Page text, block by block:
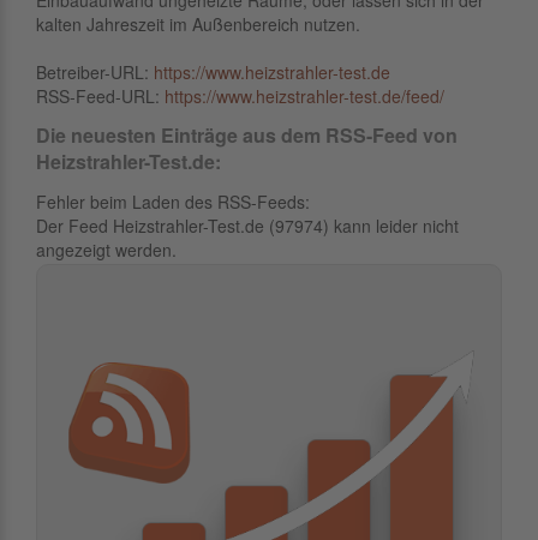
kalten Jahreszeit im Außenbereich nutzen.
Betreiber-URL: https://www.heizstrahler-test.de
RSS-Feed-URL: https://www.heizstrahler-test.de/feed/
Die neuesten Einträge aus dem RSS-Feed von
Heizstrahler-Test.de:
Fehler beim Laden des RSS-Feeds:
Der Feed Heizstrahler-Test.de (97974) kann leider nicht
angezeigt werden.